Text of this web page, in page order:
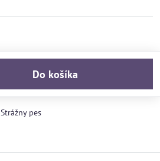
Do košíka
Strážny pes